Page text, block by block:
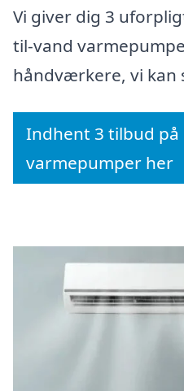
Vi giver dig 3
til-vand
håndværkere, vi kan
Indhent 3 tilbud på
varmepumper her